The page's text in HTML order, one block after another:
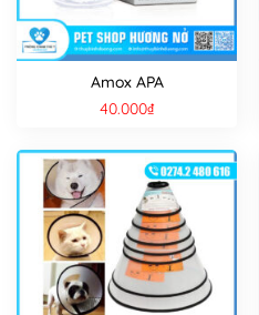
Amox APA
40.000₫